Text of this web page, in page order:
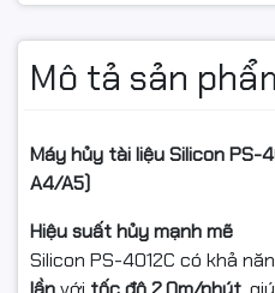
Mô tả sản
Máy hủy tài liệu Silicon PS-
A4/A5)
Hiệu suất hủy mạnh mẽ
Silicon PS-4012C có khả